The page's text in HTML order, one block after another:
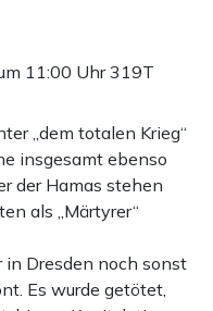
11:00 Uhr319T
„dem totalen Krieg“
insgesamt ebenso
der Hamas stehen
als „Märtyrer“
Dresden noch sonst
Es wurde getötet,